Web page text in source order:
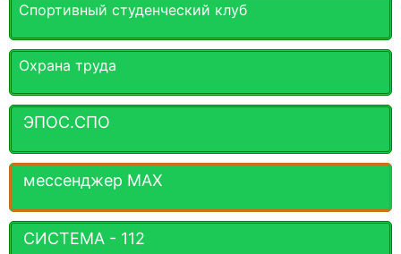
Спортивный студенческий клуб
Охрана труда
ЭПОС.СПО
мессенджер MАХ
СИСТЕМА - 112